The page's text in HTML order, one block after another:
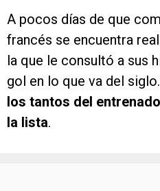
A pocos días de que
francés se encuentra
la que le consultó a sus
gol en lo que va del
los tantos del
la lista.